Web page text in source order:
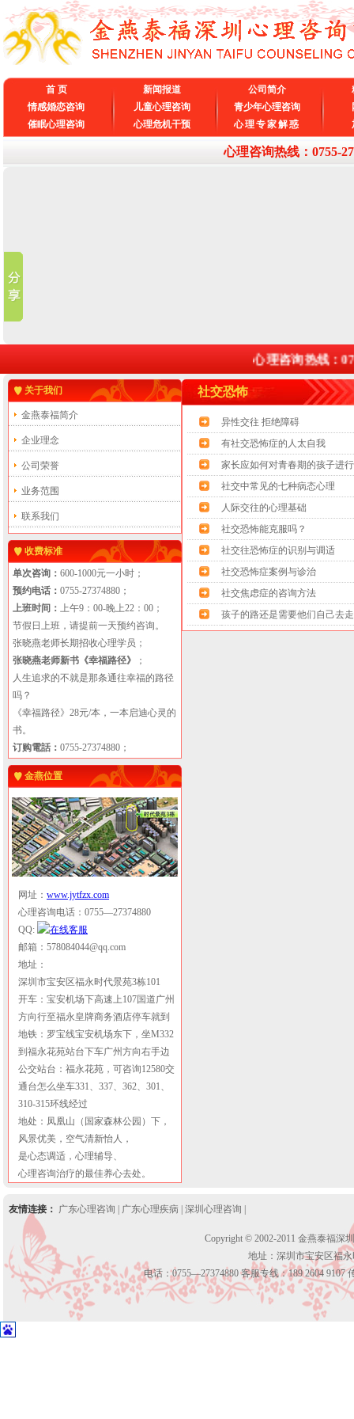
首 页 新闻报道 公司简介
情感婚恋咨询
儿童心理咨询 青少年心理咨询
催眠心理咨询
心理危机干预 心理专家解惑
心理咨询热线：0755-
心理咨询热线：
关于我们
金燕泰福简介
企业理念
公司荣誉
业务范围
联系我们
收费标准
单次咨询： 600-1000元一小时；
预约电话： 0755-27374880；
上班时间： 上午9：00-晚上22：00；
节假日上班，请提前一天预约咨询。
张晓燕老师长期招收心理学员；
张晓燕老师新书《幸福路径》
；
人生追求的不就是那条通往幸福的路径
吗？
《幸福路径》28元/本，一本启迪心灵的
书。
订购電話： 0755-27374880；
金燕位置
网址： www.jytfzx.com
心理咨询电话：0755—27374880
QQ:
邮箱：578084044@qq.com
地址：
深圳市宝安区福永时代景苑3栋101
开车：宝安机场下高速上107国道广州
方向行至福永皇牌商务酒店停车就到
地铁：罗宝线宝安机场东下，坐M332
到福永花苑站台下车广州方向右手边
公交站台：福永花苑，可咨询12580交
通台怎么坐车331、337、362、301、
310-315环线经过
地处：凤凰山（国家森林公园）下，
风景优美，空气清新怡人，
是心态调适，心理辅导、
心理咨询治疗的最佳养心去处。
社交恐怖
异性交往 拒绝障碍
有社交恐怖症的人太自我
家长应如何对青春期的孩子进
社交中常见的七种病态心理
人际交往的心理基础
社交恐怖能克服吗？
社交往恐怖症的识别与调适
社交恐怖症案例与诊治
社交焦虑症的咨询方法
孩子的路还是需要他们自己去走
友情连接： 广东心理咨询 广东心理疾病 深圳心理咨询
Copyright © 2002-2011 金燕泰福深
地址：深圳市宝安区福
电话：0755—27374880 客服专线：189 2604 9107